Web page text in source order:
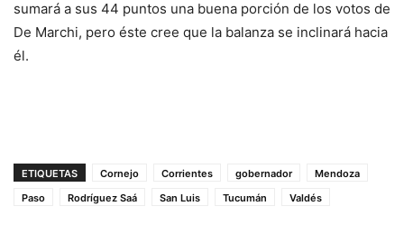
sumará a sus 44 puntos una buena porción de los votos de
De Marchi, pero éste cree que la balanza se inclinará hacia
él.
ETIQUETAS Cornejo Corrientes gobernador
Mendoza
Paso
Rodríguez Saá San Luis Tucumán Valdés